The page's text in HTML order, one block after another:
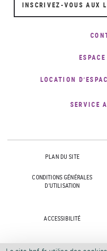
INSCRIVEZ-VOUS AUX
LOCATION
SERVICE
PLAN DU SITE
CONDITIONS GÉNÉRALES
D'UTILISATION
ACCESSIBILITÉ
MARCHÉS PUBLICS